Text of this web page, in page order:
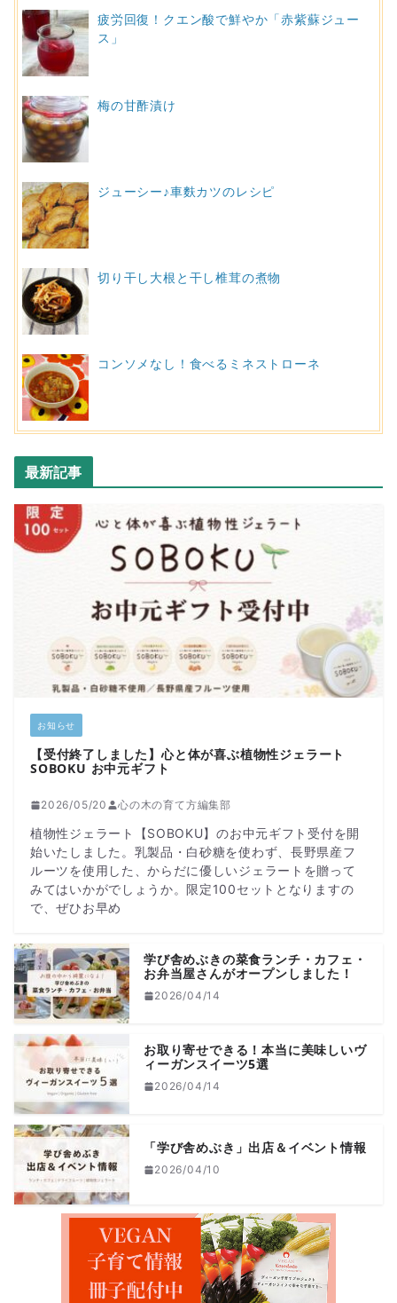
疲労回復！クエン酸で鮮やか「赤紫蘇ジュー
ス」
梅の甘酢漬け
ジューシー♪車麩カツのレシピ
切り干し大根と干し椎茸の煮物
コンソメなし！食べるミネストローネ
最新記事
お知らせ
【受付終了しました】心と体が喜ぶ植物性ジェラート
SOBOKU お中元ギフト
2026/05/20 心の木の育て方編集部
植物性ジェラート【SOBOKU】のお中元ギフト受付を開
始いたしました。乳製品・白砂糖を使わず、長野県産フ
ルーツを使用した、からだに優しいジェラートを贈って
みてはいかがでしょうか。限定100セットとなりますの
で、ぜひお早め
学び舎めぶきの菜食ランチ・カフェ・
お弁当屋さんがオープンしました！
2026/04/14
お取り寄せできる！本当に美味しいヴ
ィーガンスイーツ5選
2026/04/14
「学び舎めぶき」出店＆イベント情報
2026/04/10